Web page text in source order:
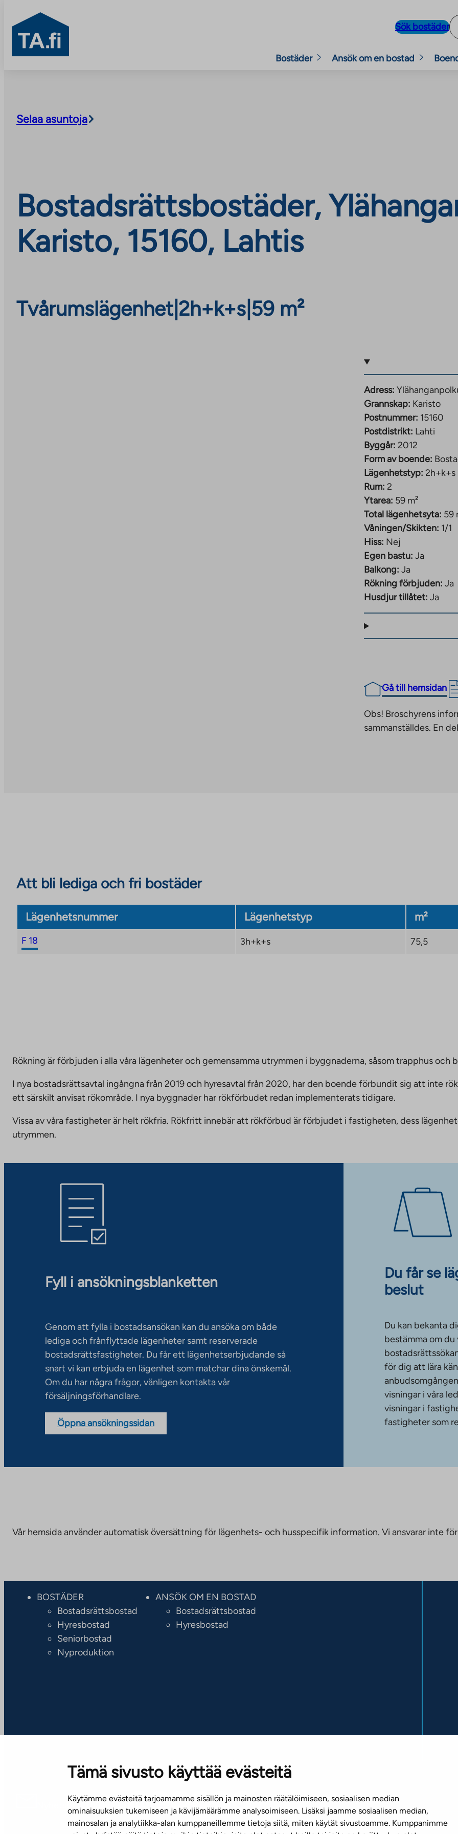
Tämä sivusto käyttää evästeitä
Käytämme evästeitä tarjoamamme sisällön ja mainosten räätälöimiseen, sosiaalisen median
ominaisuuksien tukemiseen ja kävijämäärämme analysoimiseen. Lisäksi jaamme sosiaalisen median,
mainosalan ja analytiikka-alan kumppaneillemme tietoja siitä, miten käytät sivustoamme. Kumppanimme
TA.fi
Sök bostäder
Bostäder Ansök om en bostad
Selaa asuntoja
Bostadsrättsbostäder,
Karisto, 15160, Lahtis
Tvårumslägenhet| 2h+k+s 59 m²
Adress:
Grannskap: Karisto
Postnummer: 15160
Postdistrikt: Lahti
Byggår: 2012
Form av boende:
Lägenhetstyp: 2h+k+s
Rum: 2
Ytarea: 59 m²
Total lägenhetsyta: 59
Våningen/Skikten: 1/1
Hiss: Nej
Egen bastu: Ja
Balkong: Ja
Rökning förbjuden: Ja
Husdjur tillåtet: Ja
Gå till hemsidan
Obs! Broschyrens
sammanställdes. En
Att bli lediga och fri bostäder
Lägenhetsnummer Lägenhetstyp m²
F 18 3h+k+s 75,5
Rökning är förbjuden i alla våra lägenheter och gemensamma utrymmen i byggnaderna, såsom trapphus och
I nya bostadsrättsavtal ingångna från 2019 och hyresavtal från 2020, har den boende förbundit sig att inte
ett särskilt anvisat rökområde. I nya byggnader har rökförbudet redan implementerats tidigare.
Vissa av våra fastigheter är helt rökfria. Rökfritt innebär att rökförbud är förbjudet i fastigheten, dess
utrymmen.
Fyll i ansökningsblanketten
Genom att fylla i bostadsansökan kan du ansöka om både
lediga och frånflyttade lägenheter samt reserverade
bostadsrättsfastigheter. Du får ett lägenhetserbjudande så
snart vi kan erbjuda en lägenhet som matchar dina önskemål.
Om du har några frågor, vänligen kontakta vår
försäljningsförhandlare.
Öppna ansökningssidan
Du får se
beslut
Du kan bekanta
bestämma om du
för dig att lära
visningar i våra
visningar i
fastigheter som
Vår hemsida använder automatisk översättning för lägenhets- och husspecifik information. Vi ansvarar inte
BOSTÄDER
Bostadsrättsbostad
Hyresbostad
Seniorbostad
Nyproduktion
ANSÖK OM EN BOSTAD
Bostadsrättsbostad
Hyresbostad
Nyhetsbrev (på finska)